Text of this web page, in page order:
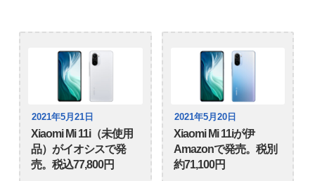
2021年5月21日
Xiaomi Mi 11i（未使用
品）がイオシスで発
売。税込77,800円
2021年5月20日
Xiaomi Mi 11iが伊
Amazonで発売。税別
約71,100円